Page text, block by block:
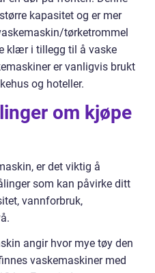
kapasitet og er mer
tørketrommel
klær i tillegg til å vaske
er vanligvis brukt
og hoteller.
om kjøpe
er det viktig å
som kan påvirke ditt
vannforbruk,
angir hvor mye tøy den
vaskemaskiner med